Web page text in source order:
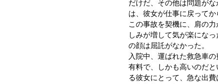
だけだ、その他は問題が
は、彼女が仕事に戻って
この事故を契機に、肩の
しみが増して気が楽にな
の顔は屈託がなかった。
入院中、運ばれた救急車
有料で、しかも高いのだ
る彼女にとって、急な出